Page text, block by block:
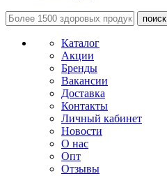
поиск
Каталог
Акции
Бренды
Вакансии
Доставка
Контакты
Личный кабинет
Новости
О нас
Опт
Отзывы